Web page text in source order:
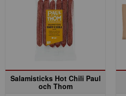
Salamisticks Hot Chili Paul
och Thom